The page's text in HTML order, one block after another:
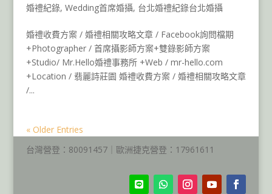
婚禮紀錄, Wedding首席婚攝, 台北婚禮紀錄台北婚攝
婚禮收費方案 / 婚禮相關攻略文章 / Facebook詢問檔期
+Photographer / 首席攝影師方案+雙錄影師方案
+Studio/ Mr.Hello婚禮事務所 +Web / mr-hello.com
+Location / 翡麗詩莊園 婚禮收費方案 / 婚禮相關攻略文章
/...
« Older Entries
台灣營登：80091457｜歐洲捷克營登：17961611